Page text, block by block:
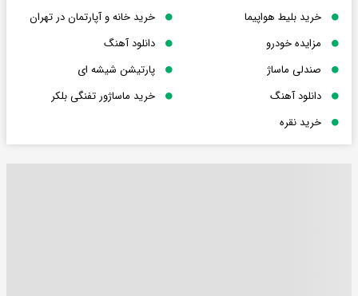
خرید بلیط هواپیما
خرید خانه و آپارتمان در تهران
مزایده خودرو
دانلود آهنگ
صندلی ماساژ
پارتیشن شیشه ای
دانلود آهنگ
خرید ماساژور تفنگی بلکر
خرید نقره